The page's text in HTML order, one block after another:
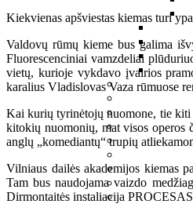
Kiekvienas apšviestas kiemas turi
Valdovų rūmų kieme bus galima
Fluorescenciniai vamzdeliai
vietų, kurioje vykdavo įvairios
karalius Vladislovas Vaza rūmuose
Kai kurių tyrinėtojų nuomone, tie kiti
kitokių nuomonių, mat visos operos
anglų „komediantų“ trupių
Vilniaus dailės akademijos kiemas
Tam bus naudojama vaizdo
Dirmontaitės instaliacija